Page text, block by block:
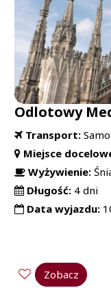
Odlotowy
Transport:
Miejsce
Wyżywienie:
Długość: 4 dni
Data wyjazdu:
Zobacz